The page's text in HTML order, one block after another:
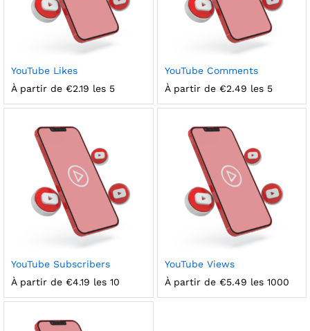
YouTube Likes
À partir de €2.19 les 5
YouTube Comments
À partir de €2.49 les 5
YouTube Subscribers
À partir de €4.19 les 10
YouTube Views
À partir de €5.49 les 1000